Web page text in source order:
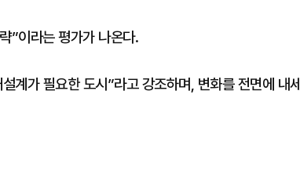
”이라는 평가가 나온다.
계가 필요한 도시”라고 강조하며, 변화를 전면에 내세